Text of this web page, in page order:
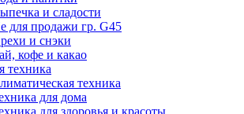
и сладости
для продажи гр. G45
и снэки
кофе и какао
техника
техника
для дома
для здоровья и красоты